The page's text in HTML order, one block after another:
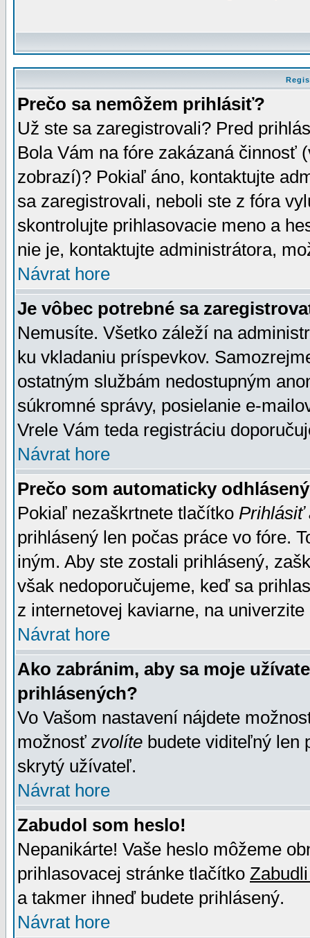
Prečo sa nemôžem prihlásiť?
Už ste sa zaregistrovali? Pred
Bola Vám na fóre zakázaná činnosť
zobrazí)? Pokiaľ áno, kontaktujte
sa zaregistrovali, neboli ste z fóra
skontrolujte prihlasovacie meno a
nie je, kontaktujte administrátora,
Návrat hore
Je vôbec potrebné sa
Nemusíte. Všetko záleží na
ku vkladaniu príspevkov.
ostatným službám nedostupným
súkromné správy, posielanie e-
Vrele Vám teda registráciu
Návrat hore
Prečo som automaticky
Pokiaľ nezaškrtnete tlačítko Prihlásiť
prihlásený len počas práce vo fóre.
iným. Aby ste zostali prihlásený,
však nedoporučujeme, keď sa
z internetovej kaviarne, na univerzite
Návrat hore
Ako zabránim, aby sa moje
prihlásených?
Vo Vašom nastavení nájdete
možnosť zvolíte budete viditeľný len
skrytý užívateľ.
Návrat hore
Zabudol som heslo!
Nepanikárte! Vaše heslo môžeme
prihlasovacej stránke tlačítko
a takmer ihneď budete prihlásený.
Návrat hore